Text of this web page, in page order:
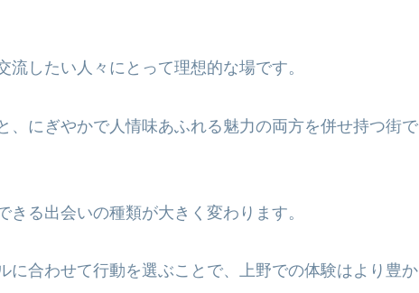
したい人々にとって理想的な場です。
、にぎやかで人情味あふれる魅力の両方を併せ持つ街で
る出会いの種類が大きく変わります。
に合わせて行動を選ぶことで、上野での体験はより豊か